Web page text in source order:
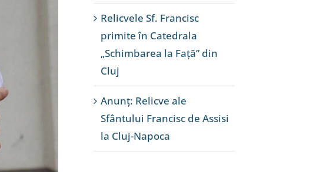
Relicvele Sf. Francisc
primite în Catedrala
„Schimbarea la Față” din
Cluj
Anunț: Relicve ale
Sfântului Francisc de Assisi
la Cluj-Napoca